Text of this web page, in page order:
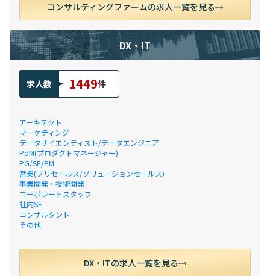
コンサルティングファームの求人一覧を見る
DX・IT
求人数 1449件
アーキテクト
マーケティング
データサイエンティスト/データエンジニア
PdM(プロダクトマネージャー)
PG/SE/PM
営業(プリセールス/ソリューションセールス)
事業開発・技術開発
コーポレートスタッフ
社内SE
コンサルタント
その他
DX・ITの求人一覧を見る